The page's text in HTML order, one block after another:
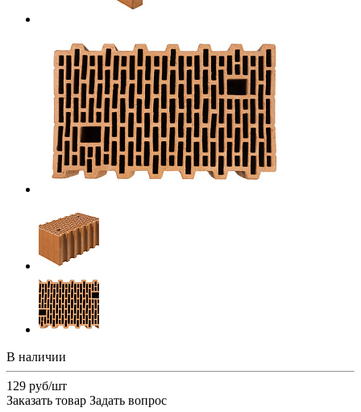
В наличии
129 руб/шт
Заказать товар Задать вопрос